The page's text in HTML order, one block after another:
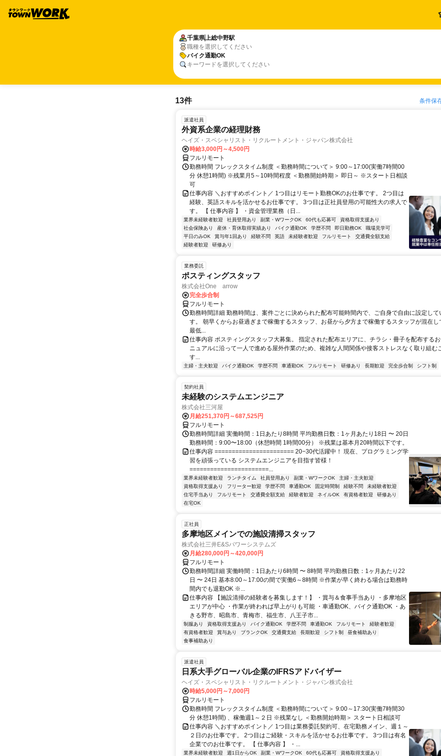
千葉県上総中野駅
職種を選択してください
バイク通勤OK
キーワードを選択してください
13件 条件保
派遣社員
外資系企業の経理財務
ヘイズ・スペシャリスト・リクルートメント・ジャパン株式会社
時給3,000円～4,500円
フルリモート
勤務時間 フレックスタイム制度 ＜勤務時間について＞ 9:00～17:00(実働7時間00
分 休憩1時間) ※残業月5～10時間程度 ＜勤務開始時期＞ 即日～ ※スタート日相談
可
仕事内容 ＼おすすめポイント／ 1つ目はリモート勤務OKのお仕事です。 2つ目は
経験、英語スキルを活かせるお仕事です。 3つ目は正社員登用の可能性大の求人で
す。 【 仕事内容 】 ・資金管理業務（日...
業界未経験者歓迎 社員登用あり 副業・WワークOK 60代も応募可
資格取得支援あり
社会保険あり
産休・育休取得実績あり バイク通勤OK 学歴不問 即日勤務OK
職場見学可
平日のみOK
賞与年1回あり 経験不問 英語 未経験者歓迎 フルリモート
交通費全額支給
経験者歓迎
研修あり
業務委託
ポスティングスタッフ
株式会社One arrow
完全歩合制
フルリモート
勤務時間詳細 勤務時間は、案件ごとに決められた配布可能時間内で、ご自身で自由に設定して
す。 朝早くからお昼過ぎまで稼働するスタッフ、お昼から夕方まで稼働するスタッフが混在し
最低...
仕事内容 ポスティングスタッフ大募集。 指定された配布エリアに、チラシ・冊子を配布する
ニュアルに沿って一人で進める屋外作業のため、複雑な人間関係や接客ストレスなく取り組む
す...
主婦・主夫歓迎 バイク通勤OK 学歴不問 車通勤OK フルリモート 研修あり 長期歓迎 完全歩合制 シフト制
契約社員
未経験のシステムエンジニア
株式会社三河屋
月給251,370円～687,525円
フルリモート
勤務時間詳細 実働時間：1日あたり8時間 平均勤務日数：1ヶ月あたり18日 〜 20日
勤務時間：9:00〜18:00（休憩時間 1時間00分） ※残業は基本月20時間以下です。
仕事内容 ======================= 20−30代活躍中！ 現在、プログラミング学
習を頑張っている システムエンジニアを目指す皆様！
=======================...
業界未経験者歓迎 ランチタイム 社員登用あり 副業・WワークOK
主婦・主夫歓迎
資格取得支援あり
フリーター歓迎 学歴不問 車通勤OK 固定時間制 経験不問
未経験者歓迎
住宅手当あり
フルリモート 交通費全額支給 経験者歓迎 ネイルOK 有資格者歓迎
研修あり
在宅OK
正社員
多摩地区メインでの施設清掃スタッフ
株式会社三井E&Sパワーシステムズ
月給280,000円～420,000円
フルリモート
勤務時間詳細 実働時間：1日あたり6時間 〜 8時間 平均勤務日数：1ヶ月あたり22
日 〜 24日 基本8:00～17:00の間で実働6～8時間 ※作業が早く終わる場合は勤務時
間内でも退勤OK ※...
仕事内容 【施設清掃の経験者を募集します！】 ・賞与＆食事手当あり ・多摩地区
エリアが中心 ・作業が終われば早上がりも可能 ・車通勤OK、バイク通勤OK ・あ
きる野市、昭島市、青梅市、福生市、八王子市...
制服あり 資格取得支援あり バイク通勤OK 学歴不問 車通勤OK フルリモート
経験者歓迎
有資格者歓迎
賞与あり ブランクOK 交通費支給 長期歓迎 シフト制
昼食補助あり
食事補助あり
派遣社員
日系大手グローバル企業のIFRSアドバイザー
ヘイズ・スペシャリスト・リクルートメント・ジャパン株式会社
時給5,000円～7,000円
フルリモート
勤務時間 フレックスタイム制度 ＜勤務時間について＞ 9:00～17:30(実働7時間30
分 休憩1時間) 、稼働週1～２日 ※残業なし ＜勤務開始時期＞ スタート日相談可
仕事内容 ＼おすすめポイント／ 1つ目は業務委託契約可、在宅勤務メイン、週１～
２日のお仕事です。 2つ目はご経験・スキルを活かせるお仕事です。 3つ目は有名
企業でのお仕事です。 【 仕事内容 】 ・...
業界未経験者歓迎 週1日からOK 副業・WワークOK 60代も応募可
資格取得支援あり